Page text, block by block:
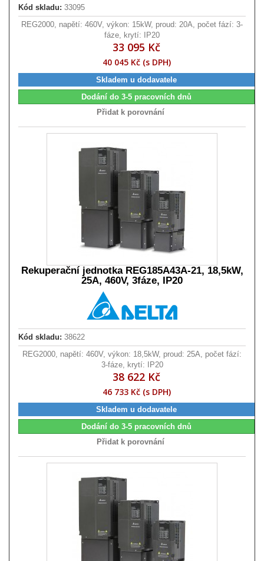
Kód skladu: 33095
REG2000, napětí: 460V, výkon: 15kW, proud: 20A, počet fází: 3-
fáze, krytí: IP20
33 095 Kč
40 045 Kč (s DPH)
Skladem u dodavatele
Dodání do 3-5 pracovních dnů
Přidat k porovnání
Rekuperační jednotka REG185A43A-21, 18,5kW,
25A, 460V, 3fáze, IP20
Kód skladu: 38622
REG2000, napětí: 460V, výkon: 18,5kW, proud: 25A, počet fází:
3-fáze, krytí: IP20
38 622 Kč
46 733 Kč (s DPH)
Skladem u dodavatele
Dodání do 3-5 pracovních dnů
Přidat k porovnání